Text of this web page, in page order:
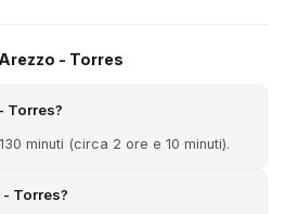
- Torres
Torres?
minuti (circa 2 ore e 10 minuti).
Torres?